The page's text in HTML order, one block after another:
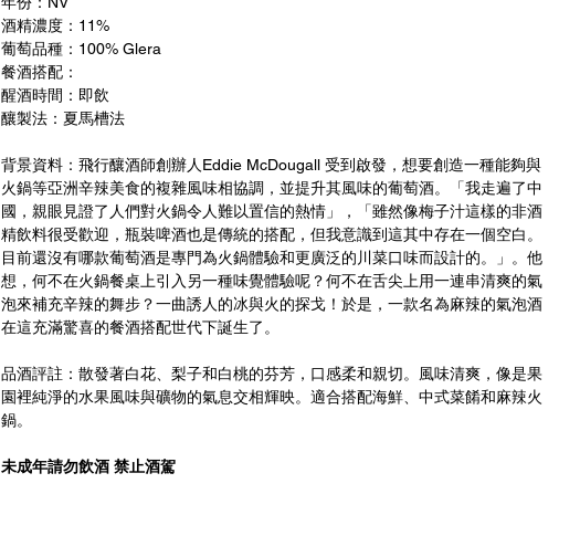
酒精濃度：11%
葡萄品種：100% Glera
餐酒搭配：
醒酒時間：即飲
釀製法：夏馬槽法
背景資料：飛行釀酒師創辦人Eddie McDougall 受到啟發，想要創造一種能夠與
火鍋等亞洲辛辣美食的複雜風味相協調，並提升其風味的葡萄酒。「我走遍了中
國，親眼見證了人們對火鍋令人難以置信的熱情」，「雖然像梅子汁這樣的非酒
精飲料很受歡迎，瓶裝啤酒也是傳統的搭配，但我意識到這其中存在一個空白。
目前還沒有哪款葡萄酒是專門為火鍋體驗和更廣泛的川菜口味而設計的。」。他
想，何不在火鍋餐桌上引入另一種味覺體驗呢？何不在舌尖上用一連串清爽的氣
泡來補充辛辣的舞步？一曲誘人的冰與火的探戈！於是，一款名為麻辣的氣泡酒
在這充滿驚喜的餐酒搭配世代下誕生了。
品酒評註：散發著白花、梨子和白桃的芬芳，口感柔和親切。風味清爽，像是果
園裡純淨的水果風味與礦物的氣息交相輝映。適合搭配海鮮、中式菜餚和麻辣火
鍋。
未成年請勿飲酒 禁止酒駕